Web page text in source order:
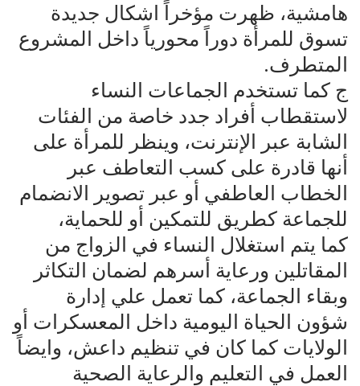
هامشية، ظهرت مؤخراً اشكال جديدة‌‌
تسوق للمرأة دوراً محورياً داخل المشروع
المتطرف.
ج‌‌ كما تستخدم الجماعات النساء
لاستقطاب أفراد جدد خاصة من الفئات‌‌
الشابة عبر الإنترنت، وينظر للمرأة على
أنها قادرة على كسب التعاطف عبر‌‌
الخطاب العاطفي أو عبر تصوير الانضمام
للجماعة كطريق للتمكين أو للحماية،‌‌
كما يتم استغلال النساء في الزواج من
المقاتلين ورعاية أسرهم لضمان التكاثر‌‌
وبقاء الجماعة، كما تعمل علي إدارة
شؤون الحياة اليومية داخل المعسكرات أو‌‌
الولايات كما كان في تنظيم داعش، وايضاً
العمل في التعليم والرعاية الصحية‌‌